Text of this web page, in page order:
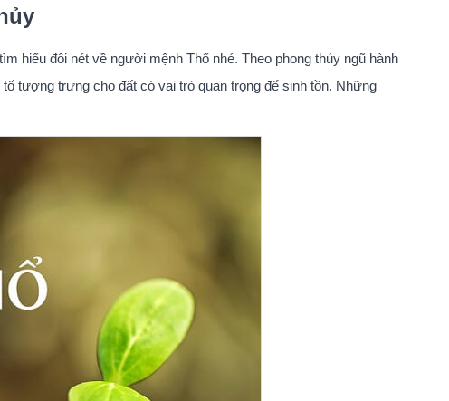
hiểu đôi nét về người mệnh Thổ nhé. Theo phong thủy ngũ hành
tượng trưng cho đất có vai trò quan trọng để sinh tồn. Những